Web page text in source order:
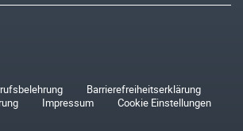
Barrierefreiheitserklärung
Impressum Cookie Einstellungen